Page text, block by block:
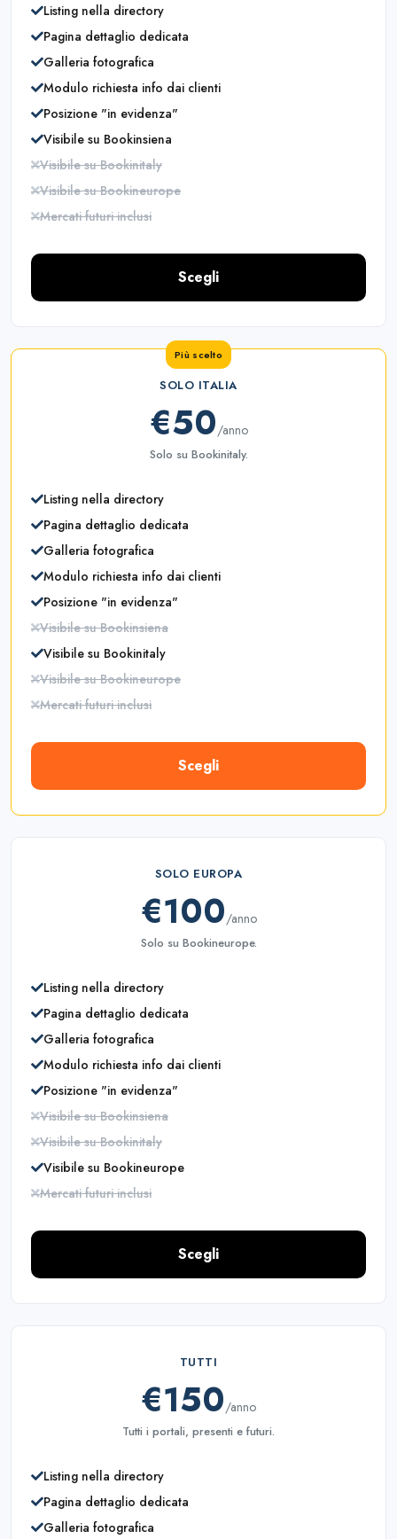
Listing nella directory
Pagina dettaglio dedicata
Galleria fotografica
Modulo richiesta info dai clienti
Posizione "in evidenza"
Visibile su Bookinsiena
Visibile su Bookinitaly
Visibile su Bookineurope
Mercati futuri inclusi
Scegli
SOLO ITALIA
€50/anno
Solo su Bookinitaly.
Listing nella directory
Pagina dettaglio dedicata
Galleria fotografica
Modulo richiesta info dai clienti
Posizione "in evidenza"
Visibile su Bookinsiena
Visibile su Bookinitaly
Visibile su Bookineurope
Mercati futuri inclusi
Scegli
SOLO EUROPA
€100/anno
Solo su Bookineurope.
Listing nella directory
Pagina dettaglio dedicata
Galleria fotografica
Modulo richiesta info dai clienti
Posizione "in evidenza"
Visibile su Bookinsiena
Visibile su Bookinitaly
Visibile su Bookineurope
Mercati futuri inclusi
Scegli
TUTTI
€150/anno
Tutti i portali, presenti e futuri.
Listing nella directory
Pagina dettaglio dedicata
Galleria fotografica